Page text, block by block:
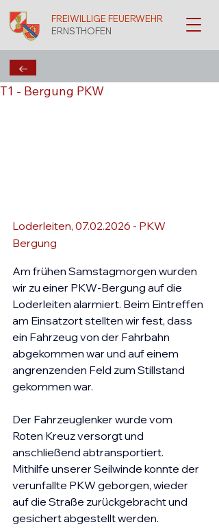
FREIWILLIGE FEUERWEHR
ERNSTHOFEN
T1 - Bergung PKW
Loderleiten, 07.02.2026 - PKW
Bergung
Am frühen Samstagmorgen wurden
wir zu einer PKW-Bergung auf die
Loderleiten alarmiert. Beim Eintreffen
am Einsatzort stellten wir fest, dass
ein Fahrzeug von der Fahrbahn
abgekommen war und auf einem
angrenzenden Feld zum Stillstand
gekommen war.
Der Fahrzeuglenker wurde vom
Roten Kreuz versorgt und
anschließend abtransportiert.
Mithilfe unserer Seilwinde konnte der
verunfallte PKW geborgen, wieder
auf die Straße zurückgebracht und
gesichert abgestellt werden.
←